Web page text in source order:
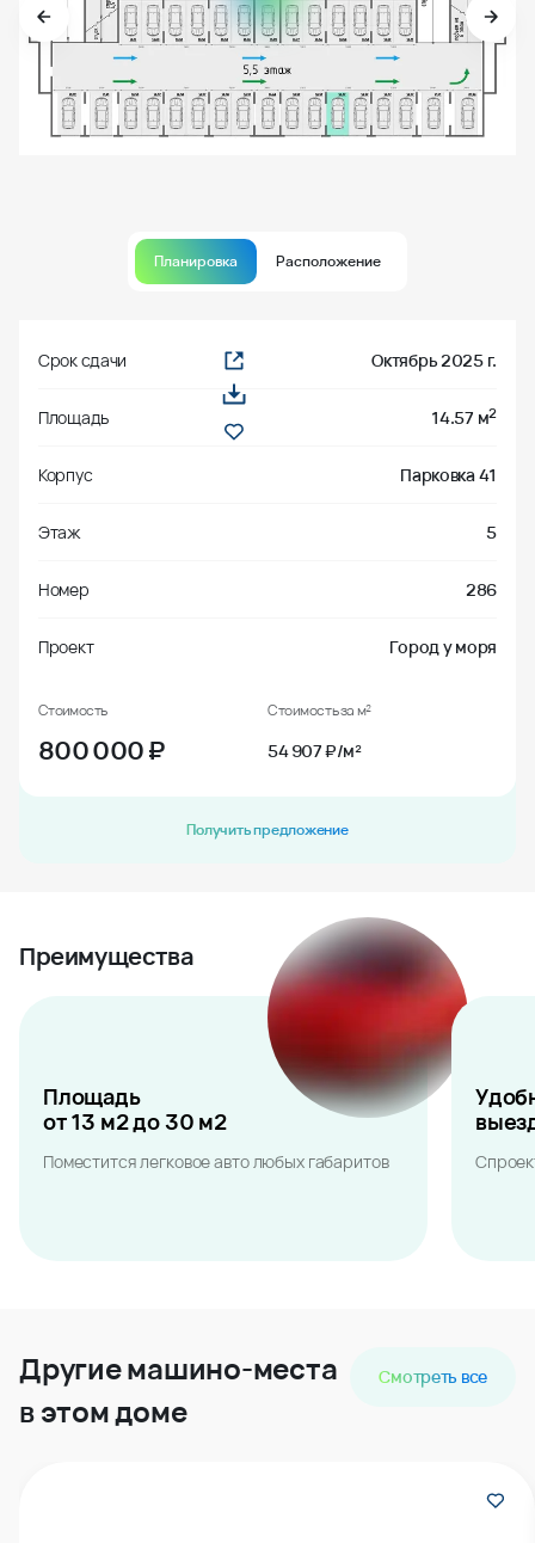
Планировка Расположение
Срок сдачи Октябрь 2025 г.
Площадь 14.57 м2
Корпус Парковка 41
Этаж 5
Номер 286
Проект Город у моря
Стоимость
800 000₽
Стоимость за м²
54 907 ₽/м²
Получить предложение
Преимущества
Площадь
от 13 м2 до 30 м2
Поместится легковое авто любых габаритов
Другие машино-места
в этом доме
Смотреть все